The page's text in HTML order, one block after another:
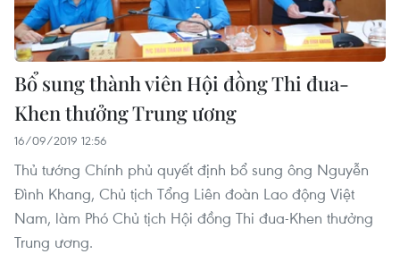
Bổ sung thành viên Hội đồng Thi đua-
Khen thưởng Trung ương
16/09/2019 12:56
Thủ tướng Chính phủ quyết định bổ sung ông Nguyễn
Đình Khang, Chủ tịch Tổng Liên đoàn Lao động Việt
Nam, làm Phó Chủ tịch Hội đồng Thi đua-Khen thưởng
Trung ương.